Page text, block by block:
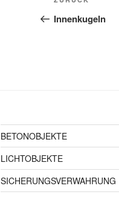
Beitrag
Innenkugeln
BETONOBJEKTE
LICHTOBJEKTE
SICHERUNGSVERWAHRUNG